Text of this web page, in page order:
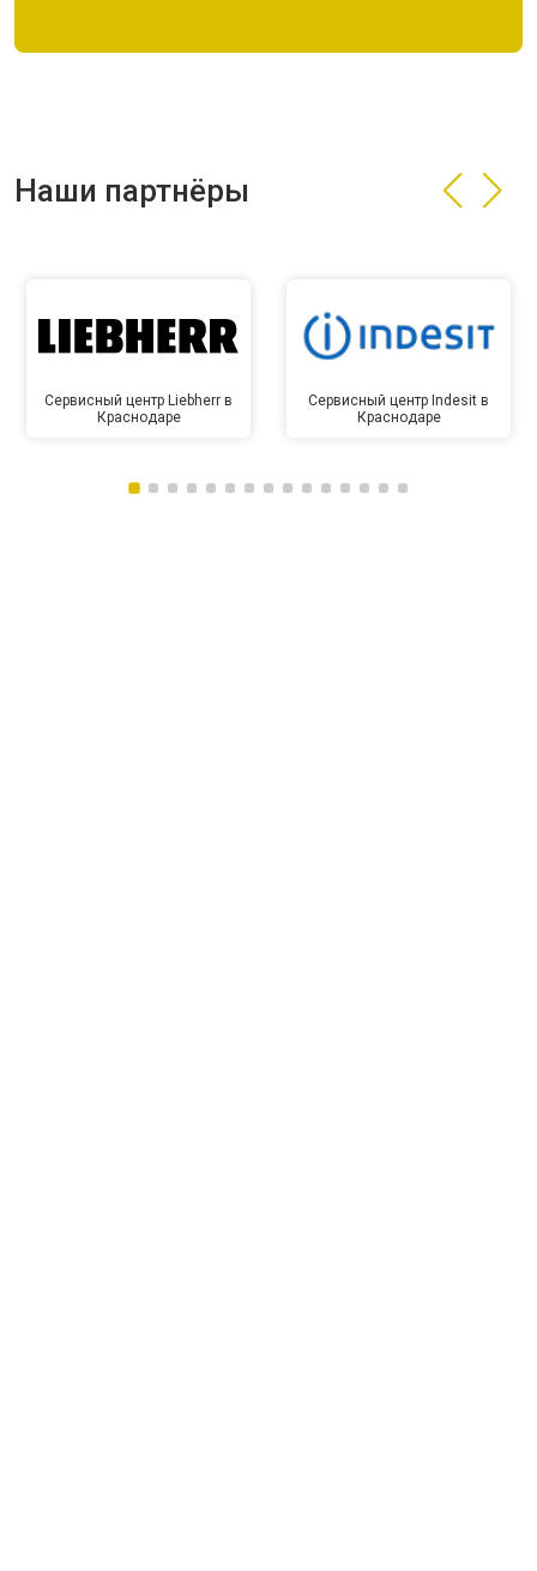
Наши партнёры
Сервисный центр Liebherr в
Краснодаре
Сервисный центр Indesit в
Краснодаре